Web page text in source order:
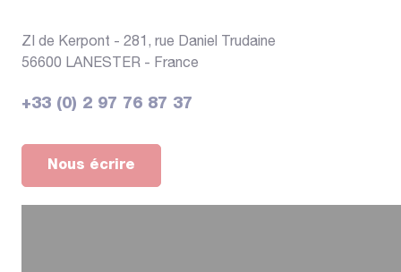
ZI de Kerpont - 281, rue Daniel Trudaine
56600 LANESTER - France
+33 (0) 2 97 76 87 37
Nous écrire